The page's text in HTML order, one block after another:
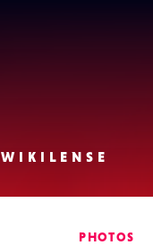
WIKILENSE
PHOTOS